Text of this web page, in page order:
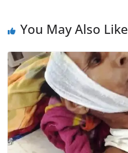
You May Also Like